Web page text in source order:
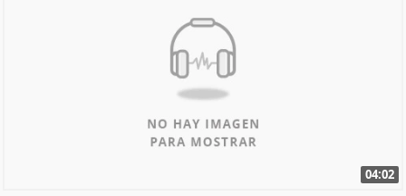
04:02